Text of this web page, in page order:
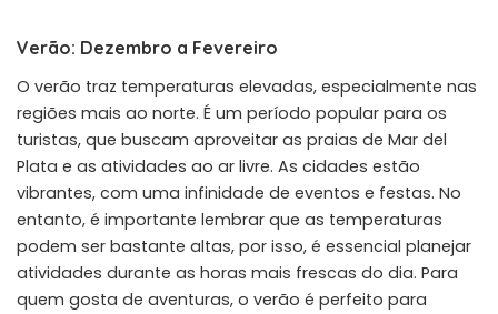
Verão: Dezembro a Fevereiro
O verão traz temperaturas elevadas, especialmente nas
regiões mais ao norte. É um período popular para os
turistas, que buscam aproveitar as praias de Mar del
Plata e as atividades ao ar livre. As cidades estão
vibrantes, com uma infinidade de eventos e festas. No
entanto, é importante lembrar que as temperaturas
podem ser bastante altas, por isso, é essencial planejar
atividades durante as horas mais frescas do dia. Para
quem gosta de aventuras, o verão é perfeito para